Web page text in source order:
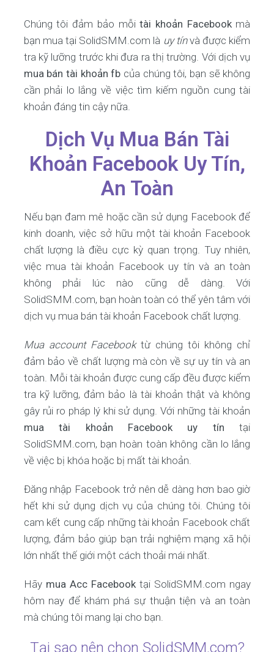
Chúng tôi đảm bảo mỗitài khoản Facebookmà
bạn mua tại SolidSMM.com là uy tínvà được kiểm
tra kỹ lưỡng trước khi đưa ra thị trường. Với dịch vụ
mua bán tài khoản fb của chúng tôi, bạn sẽ không
cần phải lo lắng về việc tìm kiếm nguồn cung tài
khoản đáng tin cậy nữa.
Dịch Vụ Mua Bán Tài
Khoản Facebook Uy Tín,
An Toàn
Nếu bạn đam mê hoặc cần sử dụng Facebook để
kinh doanh, việc sở hữu một tài khoản Facebook
chất lượng là điều cực kỳ quan trọng. Tuy nhiên,
việc mua tài khoản Facebook uy tín và an toàn
không phải lúc nào cũng dễ dàng. Với
SolidSMM.com, bạn hoàn toàn có thể yên tâm với
dịch vụ mua bán tài khoản Facebook chất lượng.
Mua account Facebooktừ chúng tôi không chỉ
đảm bảo về chất lượng mà còn về sự uy tín và an
toàn. Mỗi tài khoản được cung cấp đều được kiểm
tra kỹ lưỡng, đảm bảo là tài khoản thật và không
gây rủi ro pháp lý khi sử dụng. Với những tài khoản
mua tài khoản Facebook uy tín tại
SolidSMM.com, bạn hoàn toàn không cần lo lắng
về việc bị khóa hoặc bị mất tài khoản.
Đăng nhập Facebook trở nên dễ dàng hơn bao giờ
hết khi sử dụng dịch vụ của chúng tôi. Chúng tôi
cam kết cung cấp những tài khoản Facebook chất
lượng, đảm bảo giúp bạn trải nghiệm mạng xã hội
lớn nhất thế giới một cách thoải mái nhất.
Hãy mua Acc Facebooktại SolidSMM.com ngay
hôm nay để khám phá sự thuận tiện và an toàn
mà chúng tôi mang lại cho bạn.
Tại sao nên chọn SolidSMM.com?